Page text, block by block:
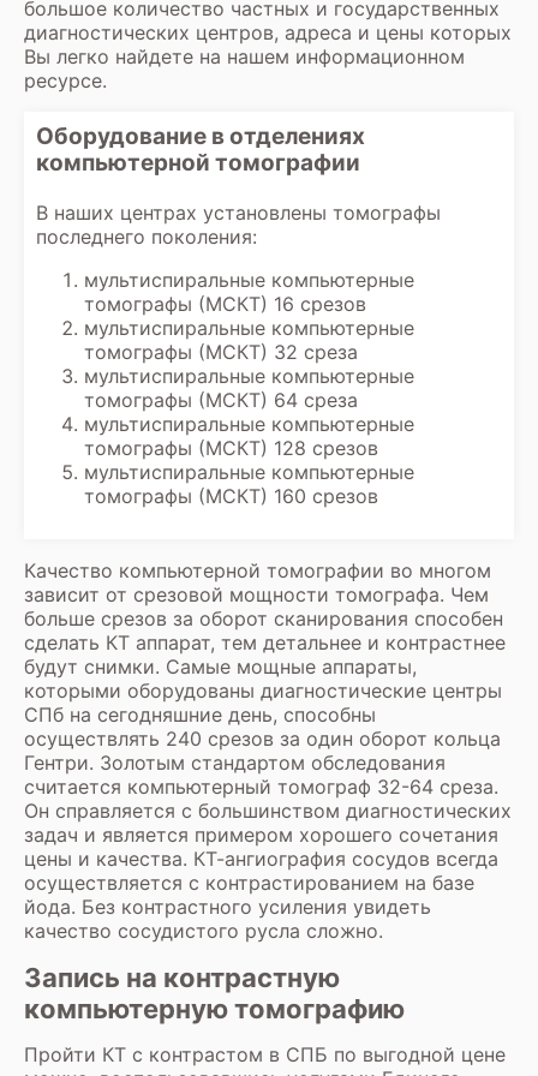
большое количество частных и государственных
диагностических центров, адреса и цены которых
Вы легко найдете на нашем информационном
ресурсе.
Оборудование в отделениях
компьютерной томографии
В наших центрах установлены томографы
последнего поколения:
мультиспиральные компьютерные
томографы (МСКТ) 16 срезов
мультиспиральные компьютерные
томографы (МСКТ) 32 среза
мультиспиральные компьютерные
томографы (МСКТ) 64 среза
мультиспиральные компьютерные
томографы (МСКТ) 128 срезов
мультиспиральные компьютерные
томографы (МСКТ) 160 срезов
Качество компьютерной томографии во многом
зависит от срезовой мощности томографа. Чем
больше срезов за оборот сканирования способен
сделать КТ аппарат, тем детальнее и контрастнее
будут снимки. Самые мощные аппараты,
которыми оборудованы диагностические центры
СПб на сегодняшние день, способны
осуществлять 240 срезов за один оборот кольца
Гентри. Золотым стандартом обследования
считается компьютерный томограф 32-64 среза.
Он справляется с большинством диагностических
задач и является примером хорошего сочетания
цены и качества. КТ-ангиография сосудов всегда
осуществляется с контрастированием на базе
йода. Без контрастного усиления увидеть
качество сосудистого русла сложно.
Запись на контрастную
компьютерную томографию
Пройти КТ с контрастом в СПБ по выгодной цене